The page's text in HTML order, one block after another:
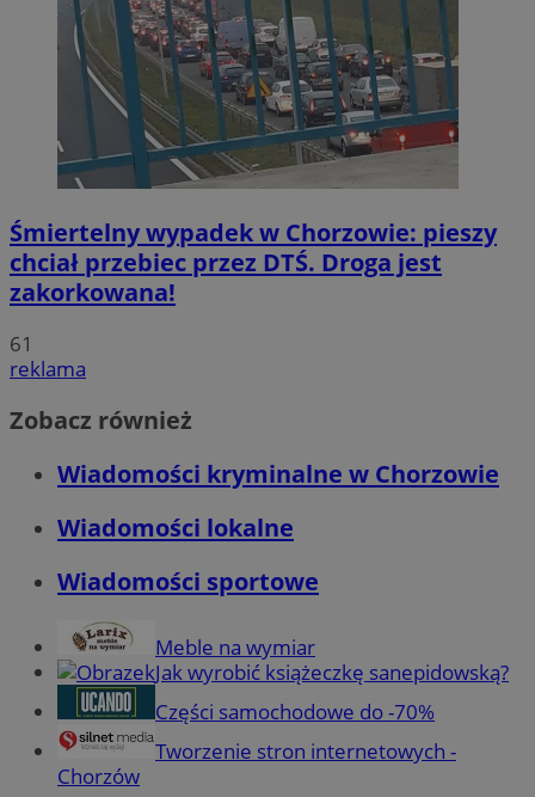
Śmiertelny wypadek w Chorzowie: pieszy
chciał przebiec przez DTŚ. Droga jest
zakorkowana!
61
reklama
Zobacz również
Wiadomości kryminalne w Chorzowie
Wiadomości lokalne
Wiadomości sportowe
Meble na wymiar
Jak wyrobić książeczkę sanepidowską?
Części samochodowe do -70%
Tworzenie stron internetowych -
Chorzów